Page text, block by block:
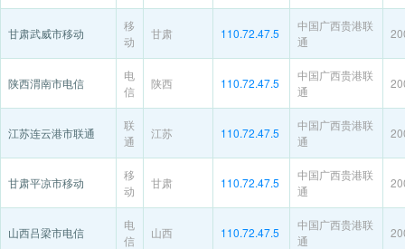
甘肃武威市移动
移
动
甘肃 110.72.47.5
中国广西贵港联
通
陕西渭南市电信
电
信
陕西 110.72.47.5
中国广西贵港联
通
江苏连云港市联通
联
通
江苏 110.72.47.5
中国广西贵港联
通
甘肃平凉市移动
移
动
甘肃 110.72.47.5
中国广西贵港联
通
山西吕梁市电信
电
信
山西 110.72.47.5
中国广西贵港联
通